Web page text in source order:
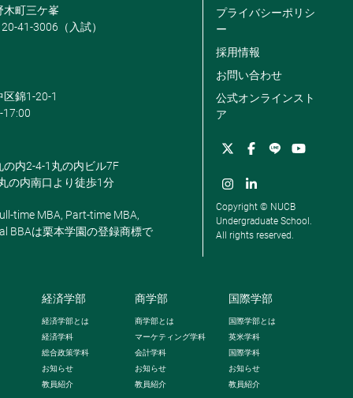
木町三ケ峯
41-3006（入試）
錦1-20-1
17:00
内2-4-1丸の内ビル7F
の内南口より徒歩1分
time MBA, Part-time MBA,
BBAは栗本学園の登録商標で
プライバシーポリシ
ー
採用情報
お問い合わせ
公式オンラインスト
ア
Copyright © NUCB
Undergraduate School.
All rights reserved.
経済学部
経済学部とは
経済学科
総合政策学科
お知らせ
教員紹介
商学部
商学部とは
マーケティング学科
会計学科
お知らせ
教員紹介
国際学部
国際学部とは
英米学科
国際学科
お知らせ
教員紹介